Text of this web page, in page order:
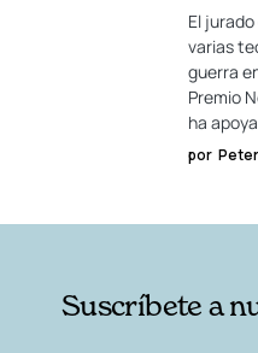
El
varias
guerra
Premio
ha
por
Suscríbete a